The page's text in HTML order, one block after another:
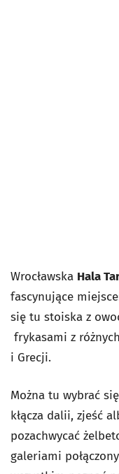
Wrocławska Hala
fascynujące
się tu stoiska z
frykasami z
i Grecji.
Można tu wybrać
kłącza dalii, zjeść
pozachwycać
galeriami